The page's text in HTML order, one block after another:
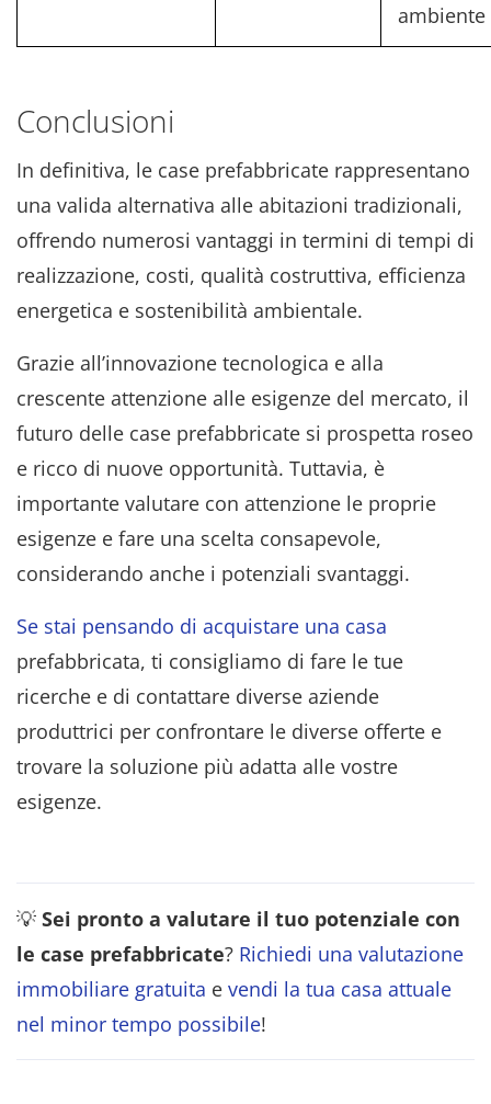
ambiente
Conclusioni
In definitiva, le case prefabbricate rappresentano
una valida alternativa alle abitazioni tradizionali,
offrendo numerosi vantaggi in termini di tempi di
realizzazione, costi, qualità costruttiva, efficienza
energetica e sostenibilità ambientale.
Grazie all’innovazione tecnologica e alla
crescente attenzione alle esigenze del mercato, il
futuro delle case prefabbricate si prospetta roseo
e ricco di nuove opportunità. Tuttavia, è
importante valutare con attenzione le proprie
esigenze e fare una scelta consapevole,
considerando anche i potenziali svantaggi.
Se stai pensando di acquistare una casa
prefabbricata, ti consigliamo di fare le tue
ricerche e di contattare diverse aziende
produttrici per confrontare le diverse offerte e
trovare la soluzione più adatta alle vostre
esigenze.
💡 Sei pronto a valutare il tuo potenziale con
le case prefabbricate? Richiedi una valutazione
immobiliare gratuita e vendi la tua casa attuale
nel minor tempo possibile!